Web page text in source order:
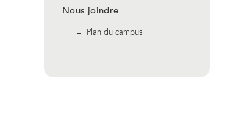
Nous joindre
Plan du campus